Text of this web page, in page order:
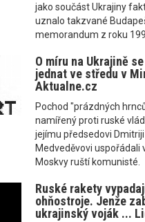
jako součást Ukrajiny
uznalo takzvané
memorandum z roku
O míru na Ukrajině
jednat ve středu v
Aktualne.cz
Pochod "prázdných
namířený proti ruské
jejímu předsedovi Dmitriji
Medveděvovi uspořádali
Moskvy ruští komunisté.
Ruské rakety
ohňostroje. Jenže
ukrajinský voják ...